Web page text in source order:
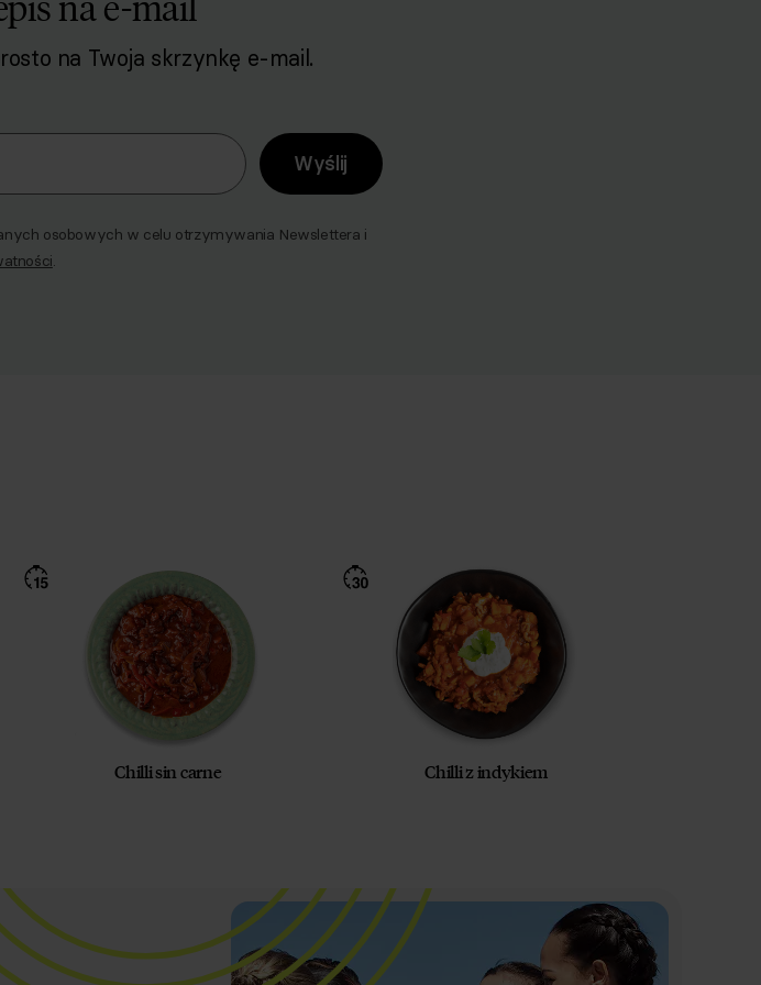
na Twoja skrzynkę e-mail.
Wyślij
osobowych w celu otrzymywania Newslettera i
.
Chilli sin carne Chilli z indykiem